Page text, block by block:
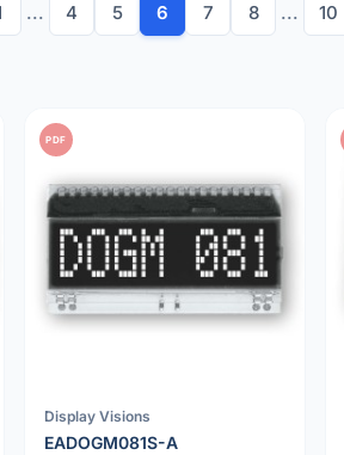
... 4 5 6 7 8 ... 10
PDF
Display Visions
EADOGM081S-A